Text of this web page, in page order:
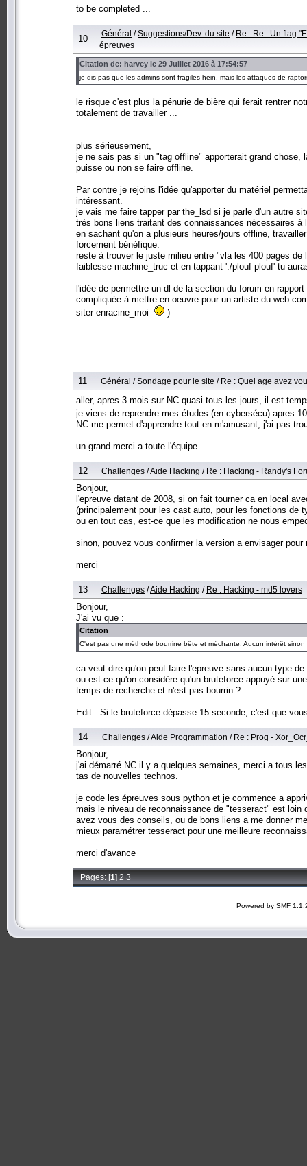
to be completed ...
10
Général /Suggestions/Dev. du site / Re : Re : Un flag
épreuves
Citation de: harvey le 29 Juillet 2016 à 17:54:57
je dis pas que les admins sont fragiles hein, mais les attaques de
le risque c'est plus la pénurie de bière qui ferait rentrer
totalement de travailler ...
plus sérieusement,
je ne sais pas si un "tag offline" apporterait grand
puisse ou non se faire offline.
Par contre je rejoins l'idée qu'apporter du matériel
intéressant.
je vais me faire tapper par the_lsd si je parle d'un autre
très bons liens traitant des connaissances nécessaires à
en sachant qu'on a plusieurs heures/jours offline,
forcement bénéfique.
reste à trouver le juste milieu entre "vla les 400 pages
faiblesse machine_truc et en tappant './plouf plouf' tu
l'idée de permettre un dl de la section du forum en
compliquée à mettre en oeuvre pour un artiste du web
siter enracine_moi
)
11 Général /Sondage pour le site / Re : Quel age avez
aller, apres 3 mois sur NC quasi tous les jours, il est
je viens de reprendre mes études (en cybersécu) apres
NC me permet d'apprendre tout en m'amusant, j'ai pas
un grand merci a toute l'équipe
12 Challenges /Aide Hacking / Re : Hacking - Randy's
Bonjour,
l'epreuve datant de 2008, si on fait tourner ca en local
(principalement pour les cast auto, pour les fonctions de
ou en tout cas, est-ce que les modification ne nous
sinon, pouvez vous confirmer la version a envisager
merci
13 Challenges /Aide Hacking / Re : Hacking - md5 lovers
Bonjour,
J'ai vu que :
Citation
C'est pas une méthode bourrine bête et méchante. Aucun intérêt sinon
ca veut dire qu'on peut faire l'epreuve sans aucun type de
ou est-ce qu'on considère qu'un bruteforce appuyé sur
temps de recherche et n'est pas bourrin ?
Edit : Si le bruteforce dépasse 15 seconde, c'est que
14 Challenges /Aide Programmation / Re : Prog -
Bonjour,
j'ai démarré NC il y a quelques semaines, merci a tous
tas de nouvelles technos.
je code les épreuves sous python et je commence a
mais le niveau de reconnaissance de "tesseract" est loin
avez vous des conseils, ou de bons liens a me donner
mieux paramétrer tesseract pour une meilleure
merci d'avance
Pages: [1]2 3
Powered by SMF